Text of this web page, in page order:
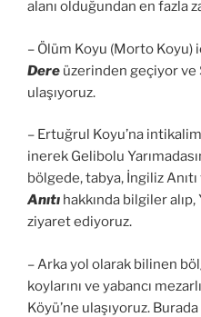
alanı olduğundan en fazla
– Ölüm Koyu (Morto
Dere üzerinden geçiyor ve
ulaşıyoruz.
– Ertuğrul Koyu’na
inerek Gelibolu
bölgede, tabya, İngiliz Anıtı
Anıtı hakkında bilgiler
ziyaret ediyoruz.
– Arka yol olarak bilinen
koylarını ve yabancı
Köyü’ne ulaşıyoruz.